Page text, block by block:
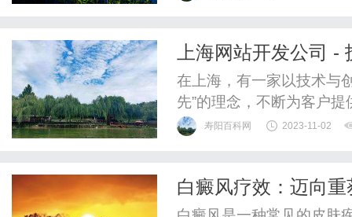
上海网站开发公司 -
在上海，有一家以技术与
先”的理念，不断为客户
寿阳百科网 2023-11-02
白癜风疗效：迈向